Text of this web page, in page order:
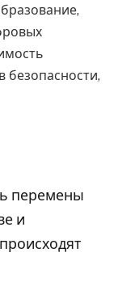
безопасности,
перемены
и